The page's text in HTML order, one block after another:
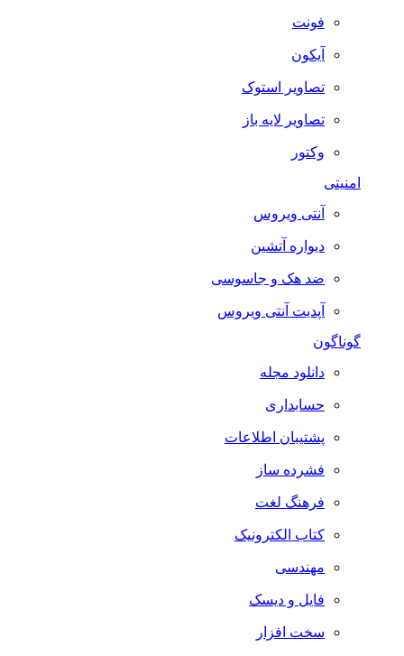
فونت
آیکون
تصاویر استوک
تصاویر لایه باز
وکتور
امنیتی
آنتی ویروس
دیواره آتشین
ضد هک و جاسوسی
آپدیت آنتی ویروس
گوناگون
دانلود مجله
حسابداری
پشتیبان اطلاعات
فشرده ساز
فرهنگ لغت
کتاب الکترونیک
مهندسی
فایل و دیسک
سخت افزار